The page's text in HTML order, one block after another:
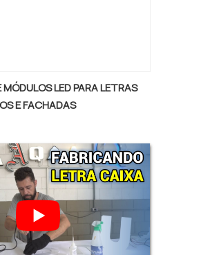
de ponta a ponta..
LED PARA LETRAS
E FACHADAS